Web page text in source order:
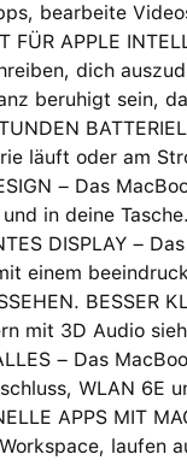
bearbeite
FÜR APPLE
dich
beruhigt sein,
läuft oder am
– Das
in deine Tasche.
DISPLAY –
einem
BESSER
mit 3D Audio
– Das
WLAN 6E
APPS MIT
laufen